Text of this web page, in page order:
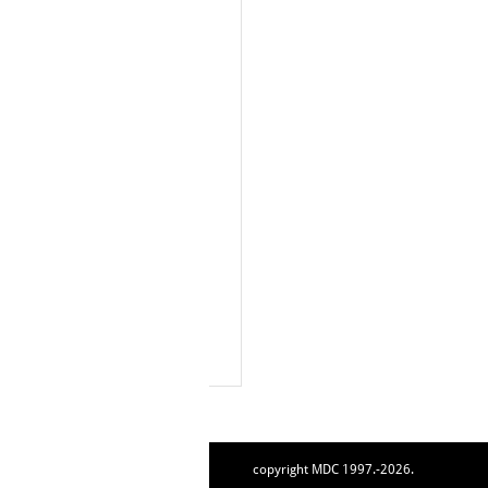
copyright MDC 1997.-2026.